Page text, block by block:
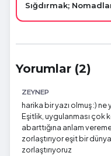
Sığdırmak;
Yorumlar (2)
ZEYNEP
harika bir yazı olmuş :) ne
Eşitlik, uygulanması çok
abarttığına anlam
zorlaştırıyor eşit bir
zorlaştırıyoruz